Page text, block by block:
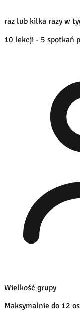
raz lub kilka razy w
10 lekcji - 5 spotkań
Wielkość grupy
Maksymalnie do 12